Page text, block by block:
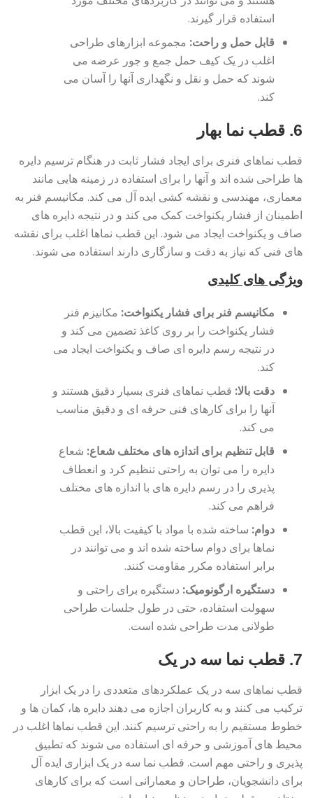
استفاده قرار گیرند.
قابل حمل و راحت: مجموعه ابزارهای طراحی
اغلب در یک کیف حمل جمع و جور عرضه می
شوند که حمل و نقل و نگهداری آنها را آسان می
کند.
6. قطب نما بهار
قطب نماهای فنری برای ایجاد فشار ثابت در هنگام ترسیم دایره
ها طراحی شده اند و آنها را برای استفاده در زمینه هایی مانند
معماری، مهندسی و نقشه کشی ایده آل می کند. مکانیسم فنر به
اطمینان از فشار یکنواخت کمک می کند و در نتیجه دایره های
صاف و یکنواخت ایجاد می شود. این قطب نماها اغلب برای نقشه
های فنی که نیاز به دقت و سازگاری دارند استفاده می شوند.
ویژگی های کلیدی
مکانیسم فنر برای فشار یکنواخت: مکانیزم فنر
فشار یکنواخت را بر روی کاغذ تضمین می کند و
در نتیجه رسم دایره ای صاف و یکنواخت ایجاد می
کند.
دقت بالا: قطب نماهای فنری بسیار دقیق هستند و
آنها را برای کارهای فنی حرفه ای و دقیق مناسب
می کند.
قابل تنظیم برای اندازه های مختلف شعاع: شعاع
دایره را می توان به راحتی تنظیم کرد و انعطاف
پذیری را در رسم دایره های با اندازه های مختلف
فراهم می کند.
دوام: ساخته شده با مواد با کیفیت بالا، این قطب
نماها برای دوام ساخته شده اند و می توانند در
برابر استفاده مکرر مقاومت کنند.
دستگیره ارگونومیک: دستگیره برای راحتی و
سهولت استفاده، حتی در طول جلسات طراحی
طولانی مدت طراحی شده است.
7. قطب نما سه در یک
قطب نماهای سه در یک عملکردهای متعددی را در یک ابزار
ترکیب می کنند و به کاربران اجازه می دهند دایره ها، کمان ها و
خطوط مستقیم را به راحتی ترسیم کنند. این قطب نماها اغلب در
محیط های آموزشی و حرفه ای استفاده می شوند که تطبیق
پذیری و راحتی مهم است. قطب نما سه در یک ابزاری ایده آل
برای دانشجویان، طراحان و معمارانی است که برای کارهای